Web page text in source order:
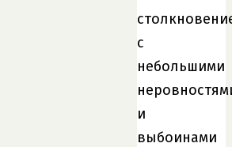
с
небольшими
и
выбоинами